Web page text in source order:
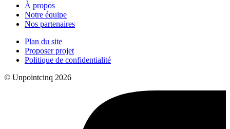
À propos
Notre équipe
Nos partenaires
Plan du site
Proposer projet
Politique de confidentialité
© Unpointcinq 2026